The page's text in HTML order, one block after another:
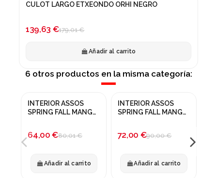
¡En oferta!
CULOT LARGO ETXEONDO ORHI NEGRO
139,63 €179,01 €
Añadir al carrito
6 otros productos en la misma categoría:
¡En oferta!
INTERIOR ASSOS
SPRING FALL MANGA
64,00 €80,01 €
Añadir al carrito
¡En oferta!
INTERIOR ASSOS
SPRING FALL MANGA
72,00 €90,00 €
Añadir al carrito